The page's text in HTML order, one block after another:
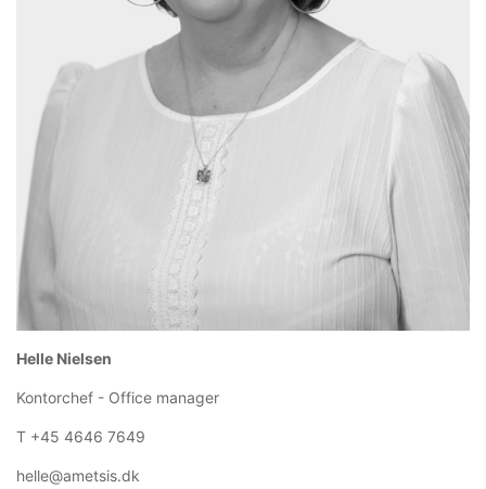
Helle Nielsen
Kontorchef - Office manager
T +45 4646 7649
helle@ametsis.dk